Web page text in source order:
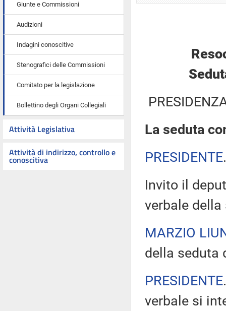
Giunte e Commissioni
Audizioni
Indagini conoscitive
Stenografici delle Commissioni
Comitato per la legislazione
Bollettino degli Organi Collegiali
Attività Legislativa
Attività di indirizzo, controllo e
conoscitiva
La seduta
PRESIDENTE
Invito il
verbale della
MARZIO
della seduta
PRESIDENTE
verbale si